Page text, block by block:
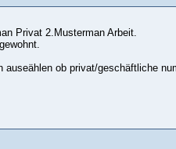
Privat 2.Musterman Arbeit.
ob privat/geschäftliche